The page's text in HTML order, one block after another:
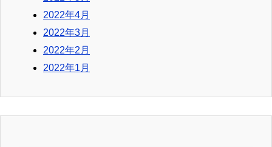
2022年4月
2022年3月
2022年2月
2022年1月